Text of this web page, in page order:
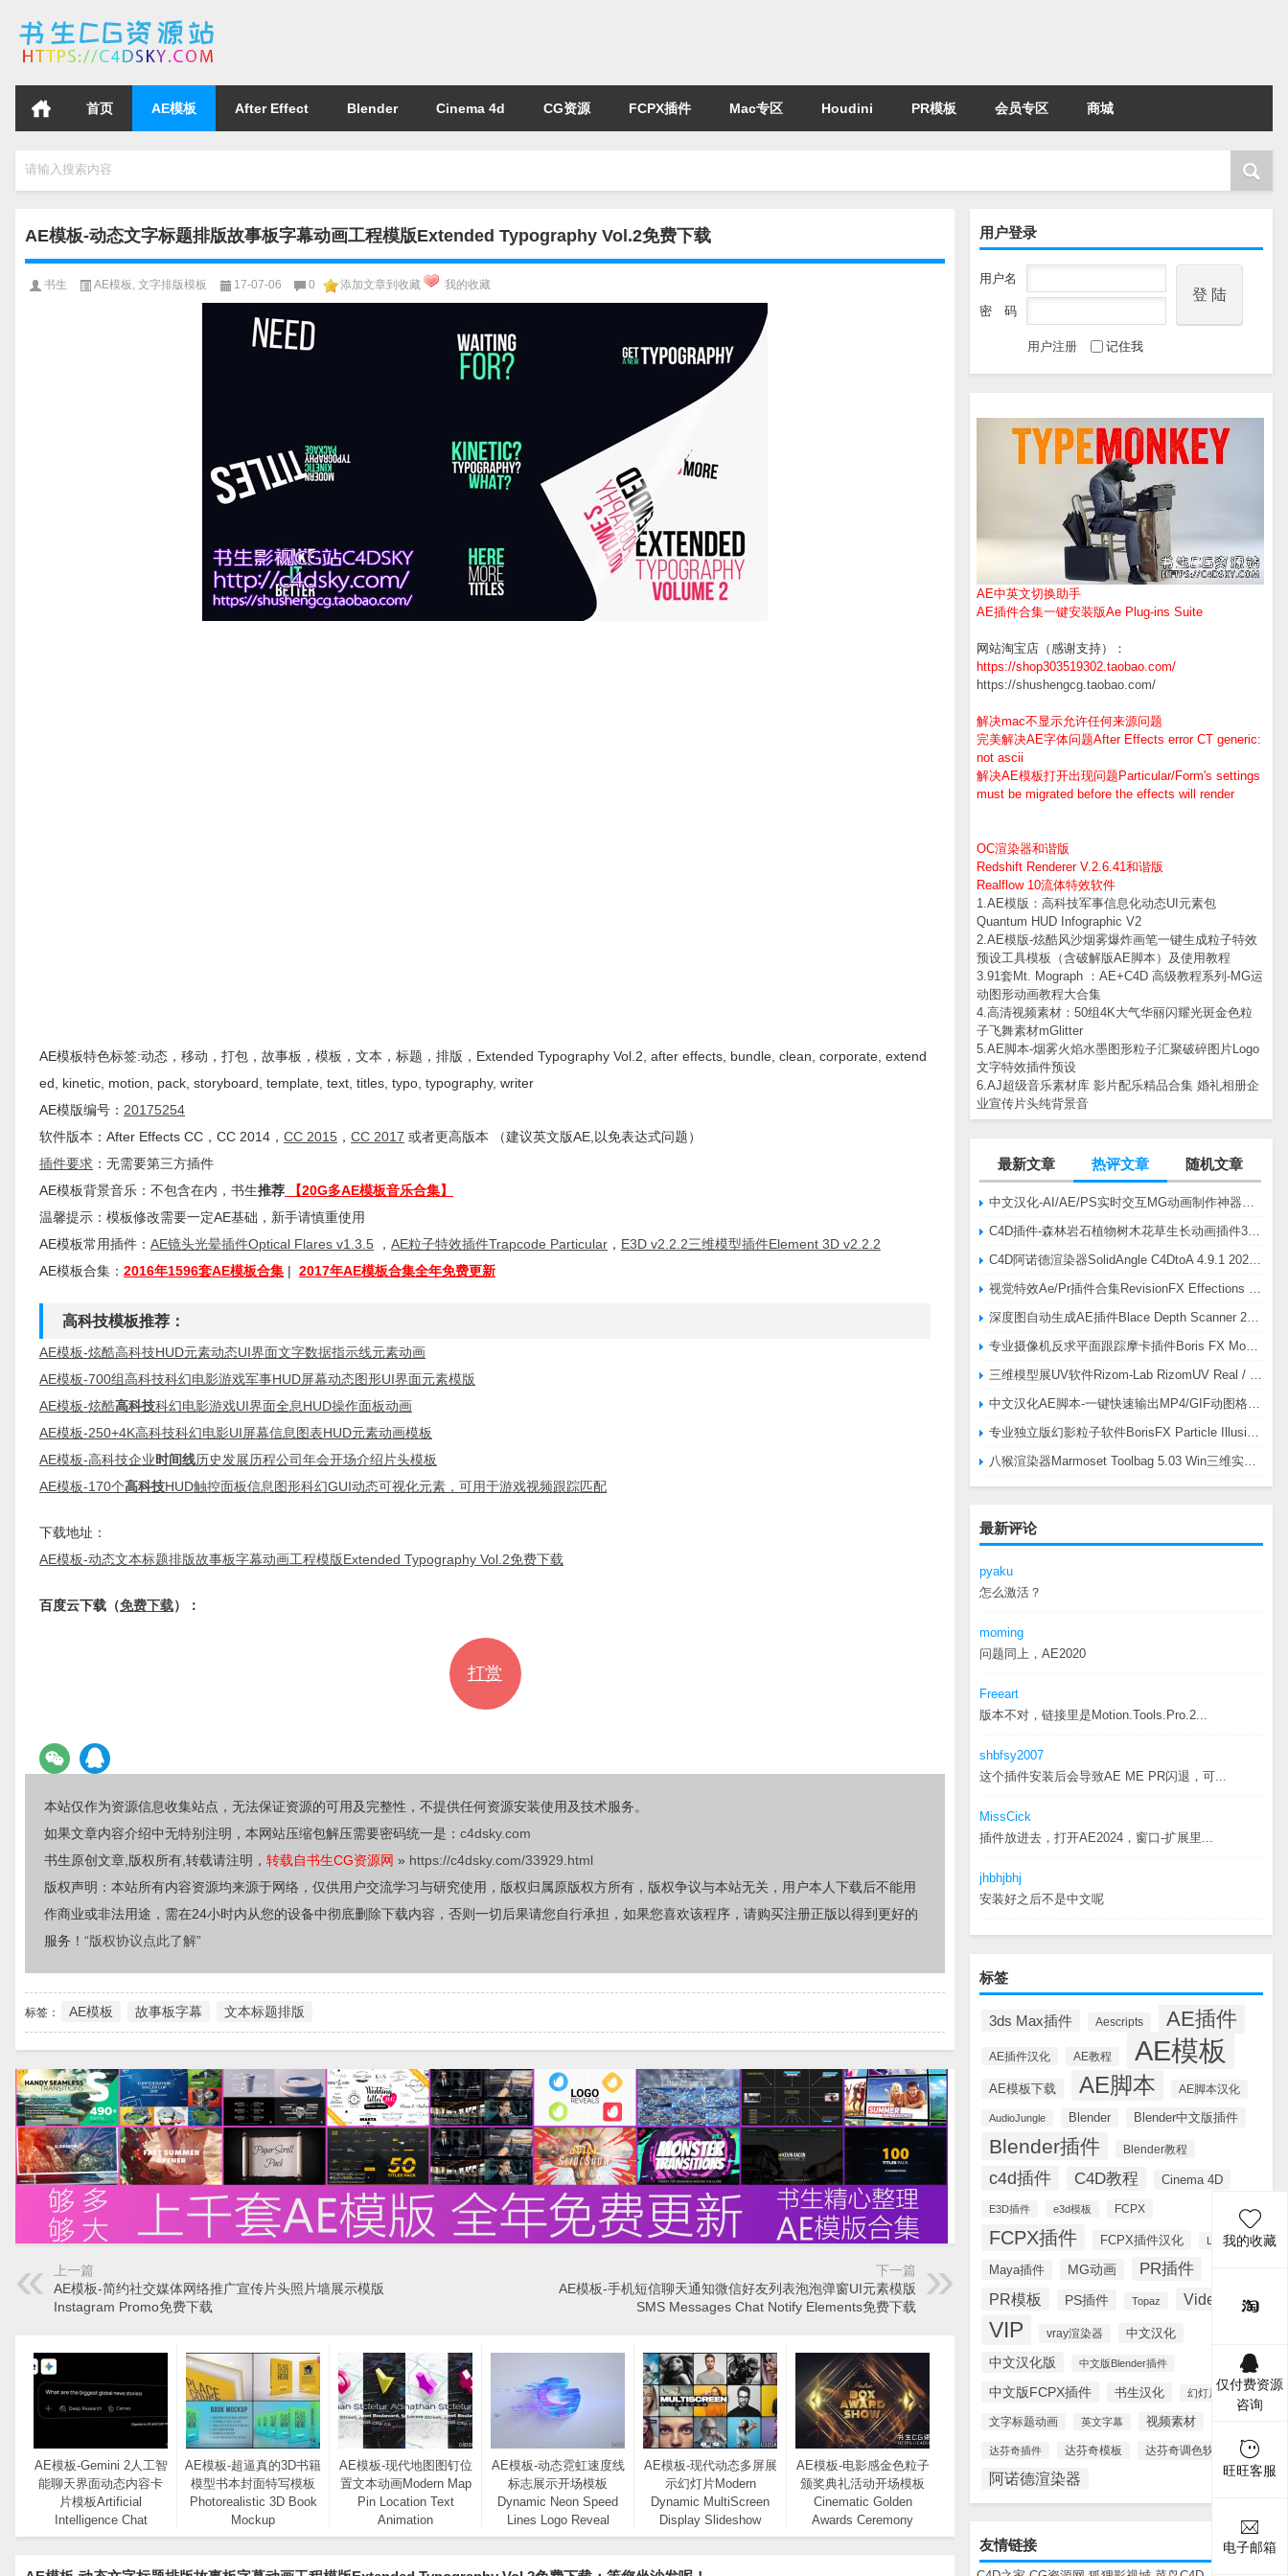
首页 AE模板 After Effect Blender Cinema 4d CG资源 FCPX插件 Mac专区 Houdini PR模板 会员专区 商城
请输入搜索内容
用户登录
用户名
密 码
用户注册 记住我
AE中英文切换助手
AE插件合集一键安装版Ae Plug-ins Suite
网站淘宝店（感谢支持）：
https://shop303519302.taobao.com/
https://shushengcg.taobao.com/
解决mac不显示允许任何来源问题
完美解决AE字体问题After Effects error CT generic:
not ascii
解决AE模板打开出现问题Particular/Form's settings
must be migrated before the effects will render
OC渲染器和谐版
Redshift Renderer V.2.6.41和谐版
Realflow 10流体特效软件
1.AE模版：高科技军事信息化动态UI元素包
Quantum HUD Infographic V2
2.AE模版-炫酷风沙烟雾爆炸画笔一键生成粒子特效
预设工具模板（含破解版AE脚本）及使用教程
3.91套Mt. Mograph ：AE+C4D 高级教程系列-MG运
动图形动画教程大合集
4.高清视频素材：50组4K大气华丽闪耀光斑金色粒
子飞舞素材mGlitter
5.AE脚本-烟雾火焰水墨图形粒子汇聚破碎图片Logo
文字特效插件预设
6.AJ超级音乐素材库 影片配乐精品合集 婚礼相册企
业宣传片头纯背景音
最新文章 热评文章 随机文章
最新评论
pyaku
怎么激活？
moming
问题同上，AE2020
Freeart
版本不对，链接里是Motion.Tools.Pro.2...
shbfsy2007
这个插件安装后会导致AE ME PR闪退，可...
MissCick
插件放进去，打开AE2024，窗口-扩展里...
jhbhjbhj
安装好之后不是中文呢
标签
3ds Max插件 Aescripts AE插件
AE插件汉化 AE教程 AE模板
AE模板下载 AE脚本 AE脚本汉化
AudioJungle Blender Blender中文版插件
Blender插件 Blender教程
c4d插件 C4D教程 Cinema 4D
E3D插件 e3d模板 FCPX
FCPX插件 FCPX插件汉化 Lynda
Maya插件 MG动画 PR插件
PR模板 PS插件 Topaz Videohive
VIP vray渲染器 中文汉化
中文汉化版 中文版Blender插件
中文版FCPX插件 书生汉化 幻灯片模板
文字标题动画 英文字幕 视频素材
达芬奇插件 达芬奇模板 达芬奇调色软件
阿诺德渲染器
友情链接
AE模板-动态文字标题排版故事板字幕动画工程模版Extended Typography Vol.2免费下载
书生 AE模板 , 文字排版模板 17-07-06 0 添加文章到收藏 我的收藏
AE模板特色标签:动态，移动，打包，故事板，模板，文本，标题，排版，Extended Typography Vol.2, after effects, bundle, clean, corporate, extend
ed, kinetic, motion, pack, storyboard, template, text, titles, typo, typography, writer
AE模版编号： 20175254
软件版本： After Effects CC ，CC 2014， CC 2015 ， CC 2017 或者更高版本 （建议英文版AE,以免表达式问题）
插件要求 ：无需要第三方插件
AE模板背景音乐：不包含在内，书生推荐 【20G多AE模板音乐合集】
温馨提示：模板修改需要一定AE基础，新手请慎重使用
AE模板常用插件： AE镜头光晕插件Optical Flares v1.3.5 ， AE粒子特效插件Trapcode Particular ， E3D v2.2.2三维模型插件Element 3D v2.2.2
AE模板合集： 2016年1596套AE模板合集 | 2017年AE模板合集全年免费更新
高科技模板推荐：
AE模板-炫酷高科技HUD元素动态UI界面文字数据指示线元素动画
AE模板-700组高科技科幻电影游戏军事HUD屏幕动态图形UI界面元素模版
AE模板-炫酷高科技科幻电影游戏UI界面全息HUD操作面板动画
AE模板-250+4K高科技科幻电影UI屏幕信息图表HUD元素动画模板
AE模板-高科技企业时间线历史发展历程公司年会开场介绍片头模板
AE模板-170个高科技HUD触控面板信息图形科幻GUI动态可视化元素，可用于游戏视频跟踪匹配
下载地址：
AE模板-动态文本标题排版故事板字幕动画工程模版Extended Typography Vol.2免费下载
百度云下载（免费下载）：
打赏
本站仅作为资源信息收集站点，无法保证资源的可用及完整性，不提供任何资源安装使用及技术服务。
如果文章内容介绍中无特别注明，本网站压缩包解压需要密码统一是： c4dsky.com
书生原创文章,版权所有,转载请注明， 转载自书生CG资源网 » https://c4dsky.com/33929.html
版权声明：本站所有内容资源均来源于网络，仅供用户交流学习与研究使用，版权归属原版权方所有，版权争议与本站无关，用户本人下载后不能用
作商业或非法用途，需在24小时内从您的设备中彻底删除下载内容，否则一切后果请您自行承担，如果您喜欢该程序，请购买注册正版以得到更好的
服务！ “版权协议点此了解”
标签： AE模板 故事板字幕 文本标题排版
上一篇
AE模板-简约社交媒体网络推广宣传片头照片墙展示模版
Instagram Promo免费下载
下一篇
AE模板-手机短信聊天通知微信好友列表泡泡弹窗UI元素模版
SMS Messages Chat Notify Elements免费下载
AE模板-Gemini 2人工智
能聊天界面动态内容卡
片模板Artificial
Intelligence Chat
Interface Mockup
AE模板-超逼真的3D书籍
模型书本封面特写模板
Photorealistic 3D Book
Mockup
AE模板-现代地图图钉位
置文本动画Modern Map
Pin Location Text
Animation
AE模板-动态霓虹速度线
标志展示开场模板
Dynamic Neon Speed
Lines Logo Reveal
Opener
AE模板-现代动态多屏展
示幻灯片Modern
Dynamic MultiScreen
Display Slideshow
AE模板-电影感金色粒子
颁奖典礼活动开场模板
Cinematic Golden
Awards Ceremony
Event Opener
我的收藏
仅付费资源
咨询
旺旺客服
电子邮箱